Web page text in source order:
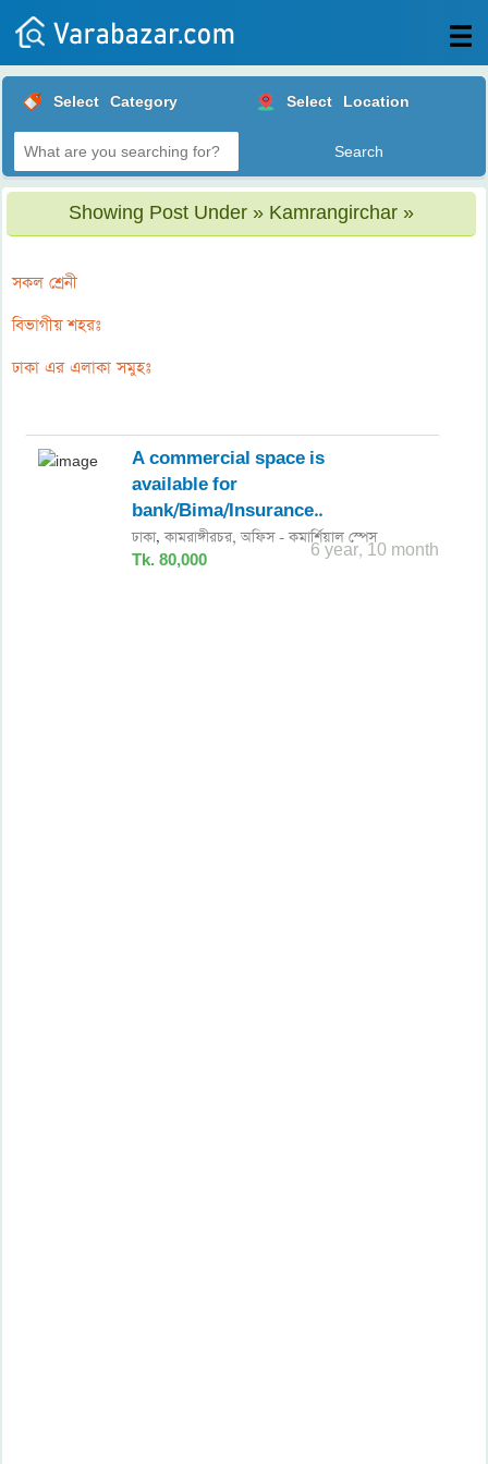
Posts
Login
Select Category Select Location
Showing Post Under » Kamrangirchar »
সকল শ্রেনী
বিভাগীয় শহরঃ
ঢাকা এর এলাকা সমুহঃ
A commercial space is
available for
bank/Bima/Insurance..
ঢাকা,কামরাঙ্গীরচর, অফিস - কমার্শিয়াল স্পেস
Tk. 80,000 6 year, 10 month